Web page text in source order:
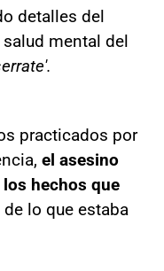
detalles del
mental del
practicados por
el asesino
hechos que
lo que estaba